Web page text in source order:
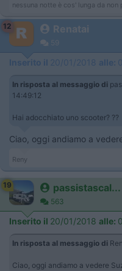
nessuna notte è cos' lunga da
12 Renatai
59
Inserito il 20/01/2018 alle:
In risposta al messaggio di
14:49:12
Hai adocchiato uno scooter? ??
Ciao, oggi andiamo a
Reny
19 passistascal...
563
Inserito il 20/01/2018 alle:
In risposta al messaggio di
Ciao, oggi andiamo a vedere